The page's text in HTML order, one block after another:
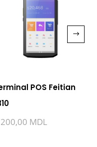
POS Feitian
MDL